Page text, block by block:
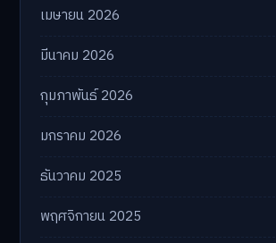
เมษายน 2026
มีนาคม 2026
กุมภาพันธ์ 2026
มกราคม 2026
ธันวาคม 2025
พฤศจิกายน 2025